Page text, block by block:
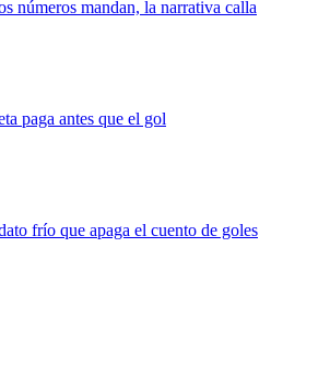
números mandan, la narrativa calla
paga antes que el gol
frío que apaga el cuento de goles